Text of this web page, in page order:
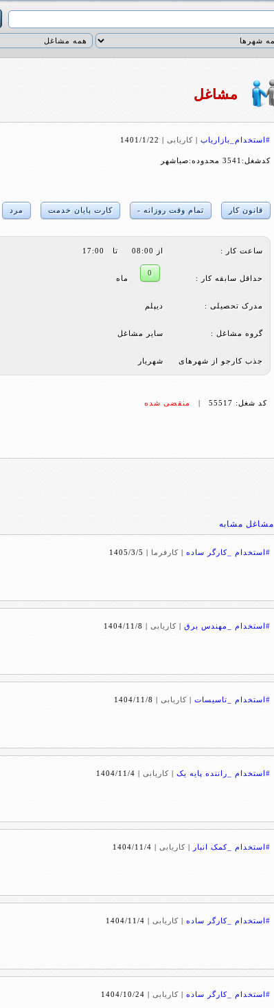
مشاغل
#استخدام_بازاریاب| کاریابی|
1401/1/22
کدشغل:3541 محدوده:صباشهر
قانون کار تمام وقت روزانه - کارت پایان خدمت مرد
ساعت کار : از 08:00 تا 17:00
حداقل سابقه کار :
0
ماه
مدرک تحصیلی : دیپلم
گروه مشاغل : ساير مشاغل
جذب کارجو از شهرهای شهریار
کد شغل: 55517 | منقضی شده
مشاغل مشابه
#استخدام _کارگر ساده | کارفرما |
1405/3/5
#استخدام _مهندس برق | کاریابی|
1404/11/8
#استخدام _تاسیسات | کاریابی|
1404/11/8
#استخدام _راننده پایه یک | کاریابی|
1404/11/4
#استخدام _کمک انبار | کاریابی|
1404/11/4
#استخدام _کارگر ساده | کاریابی|
1404/11/4
#استخدام _کارگر ساده | کاریابی|
1404/10/24